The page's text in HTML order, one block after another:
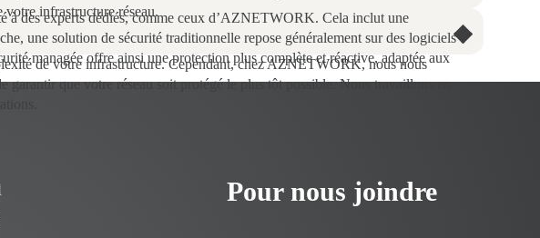
infrastructure réseau.
à des experts dédiés, comme ceux d’AZNETWORK. Cela inclut une
une solution de sécurité traditionnelle repose généralement sur des logiciels
managée offre ainsi une protection plus complète et réactive, adaptée aux
de votre infrastructure. Cependant, chez AZNETWORK, nous nous
garantir que votre réseau soit protégé le plus tôt possible. Nous travaillons en
Pour nous joindre